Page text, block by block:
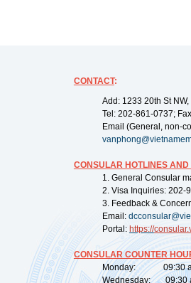
CONTACT:
Add: 1233 20th St
Tel: 202-861-0737;
Email (General, non-
CONSULAR HOTLINES AND
1. General Consular
2. Visa Inquiries: 202-
3. Feedback &
Email:
Portal: https://
CONSULAR COUNTER
Monday: 09:30
Wednesday: 09:30